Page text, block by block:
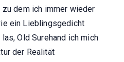
dem ich immer wieder
ein Lieblingsgedicht
Old Surehand ich mich
der Realität